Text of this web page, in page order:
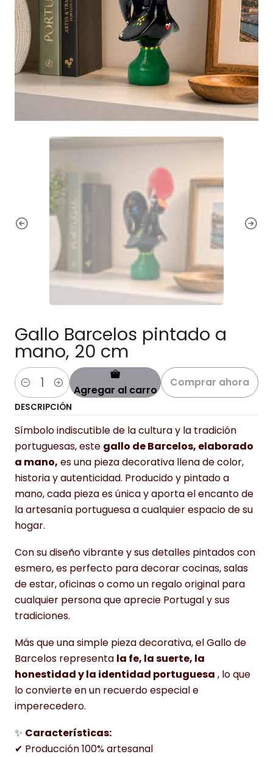
Gallo Barcelos pintado a
mano, 20 cm
Cantidad Agregar al carro
Comprar ahora
DESCRIPCIÓN
Símbolo indiscutible de la cultura y la tradición
portuguesas, este gallo de Barcelos, elaborado
a mano, es una pieza decorativa llena de color,
historia y autenticidad. Producido y pintado a
mano, cada pieza es única y aporta el encanto de
la artesanía portuguesa a cualquier espacio de su
hogar.
Con su diseño vibrante y sus detalles pintados con
esmero, es perfecto para decorar cocinas, salas
de estar, oficinas o como un regalo original para
cualquier persona que aprecie Portugal y sus
tradiciones.
Más que una simple pieza decorativa, el Gallo de
Barcelos representa la fe, la suerte, la
honestidad y la identidad portuguesa , lo que
lo convierte en un recuerdo especial e
imperecedero.
✨ Características:
✔ Producción 100% artesanal